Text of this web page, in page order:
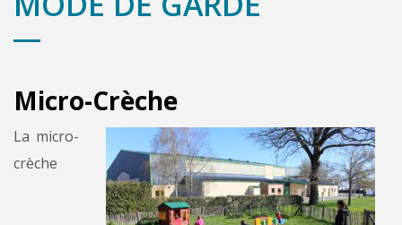
Micro-Crèche
La micro-
crèche